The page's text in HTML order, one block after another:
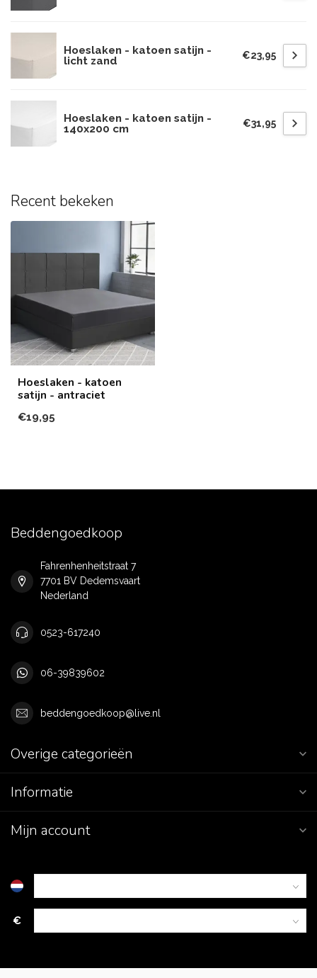
Hoeslaken - katoen satijn -
licht zand
€23,95
Hoeslaken - katoen satijn -
140x200 cm
€31,95
Recent bekeken
Hoeslaken - katoen
satijn - antraciet
€19,95
Beddengoedkoop
Fahrenhenheitstraat 7
7701 BV Dedemsvaart
Nederland
0523-617240
06-39839602
beddengoedkoop@live.nl
Overige categorieën
Informatie
Mijn account
€